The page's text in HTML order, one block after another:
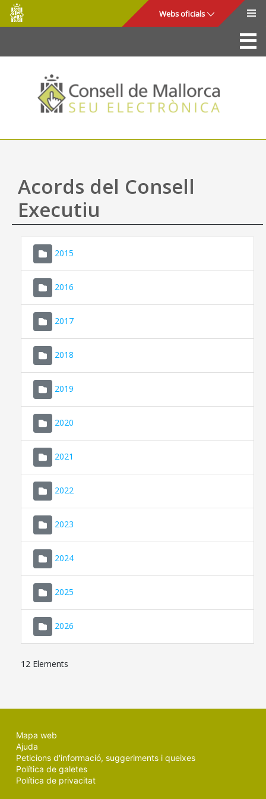
Salta al contingut principal
Consell
de
Mallorca
Webs oficials
La Seu
Consell de Mallorca
Accés i seguretat
Utilitats
Ajuda
Acords del Consell
Executiu
2015
2016
2017
2018
2019
2020
2021
2022
2023
2024
2025
2026
12 Elements
Mapa web
Ajuda
Peticions d'informació, suggeriments i queixes
Política de galetes
Política de privacitat